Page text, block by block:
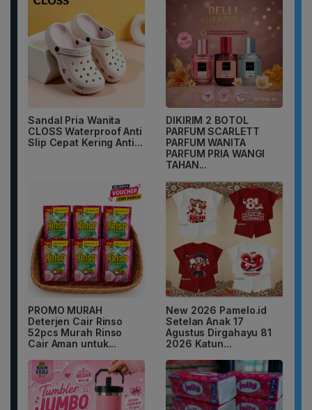
Sandal Pria Wanita
CLOSS Waterproof Anti
Slip Cepat Kering Anti...
DIKIRIM 2 BOTOL
PARFUM SCARLETT
PARFUM WANITA
PARFUM PRIA WANGI
TAHAN...
PROMO MURAH
Deterjen Cair Rinso
52pcs Murah Rinso
Cair Aman untuk...
New 2026 Pamelo.id
Setelan Anak 17
Agustus Dirgahayu 81
2026 Katun...